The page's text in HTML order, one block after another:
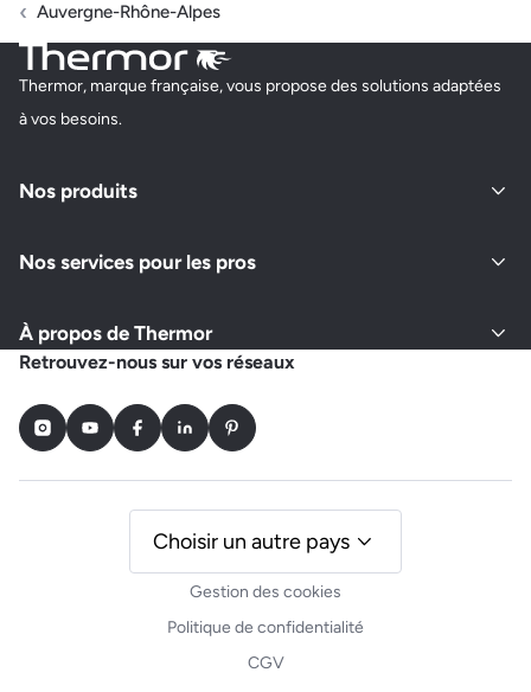
AE ENERGIE
73290 LA MOTTE SERVOLEX
Fermé actuellement
Demander un devis
ACS ALBERT CHAUFFAGE SANITAIRE
263 ROUTE DE LONGCHAMPS
Fermé actuellement
Auvergne-Rhône-Alpes
Thermor, marque française, vous propose des solutions adaptées
à vos besoins.
Nos produits
Nos services pour les pros
À propos de Thermor
Retrouvez-nous sur vos réseaux
InstagramYoutubeFacebookLinkedInPinterest
Gestion des cookies
Politique de confidentialité
CGV
Choisir un autre pays